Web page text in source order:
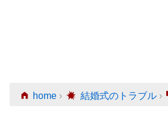
home › 結婚式のトラブル ›